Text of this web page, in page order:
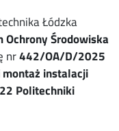
Łódzka
Środowiska
nr442/OA/D/2025
instalacji
Politechniki